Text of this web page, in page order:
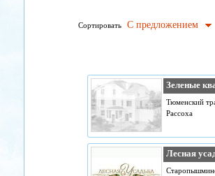
Сортировать С предложением
Зеленые
Тюменский
Рассоха
Лесная